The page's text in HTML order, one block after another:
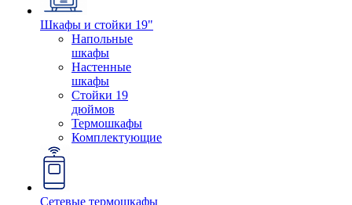
Шкафы и стойки 19"
Напольные
шкафы
Настенные
шкафы
Стойки 19
дюймов
Термошкафы
Комплектующие
Сетевые термошкафы